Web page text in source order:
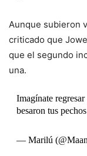
Aunque subieron
criticado que
que el segundo
una.
Imagínate
besaron tus
— Marilú